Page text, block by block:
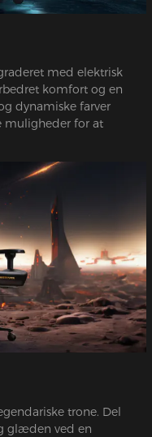
med elektrisk
komfort og en
dynamiske farver
muligheder for at
trone. Del
glæden ved en